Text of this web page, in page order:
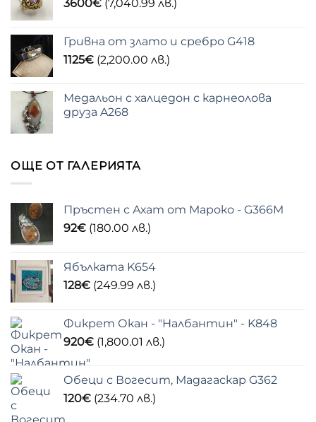
3600€ (7,040.99 лв.)
Гривна от злато и сребро G418
1125€ (2,200.00 лв.)
Медальон с халцедон с карнеолова
друза A268
ОЩЕ ОТ ГАЛЕРИЯТА
Пръстен с Ахат от Мароко - G366M
92€ (180.00 лв.)
Ябълката K654
128€ (249.99 лв.)
Фикрет Окан - "Налбантин" - K848
920€ (1,800.01 лв.)
Обеци с Вогесит, Мадагаскар G362
120€ (234.70 лв.)